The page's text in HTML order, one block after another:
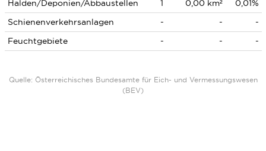
Halden/Deponien/Abbaustellen
1 0,00 km²
0,01%
Schienenverkehrsanlagen
- -
-
Feuchtgebiete
- - -
Quelle: Österreichisches Bundesamte für Eich- und Vermessungswesen
(BEV)